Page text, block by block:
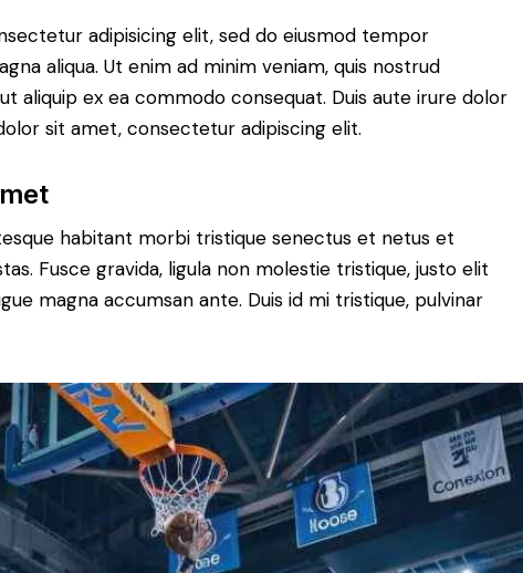
adipisicing elit, sed do eiusmod tempor
aliqua. Ut enim ad minim veniam, quis nostrud
aliquip ex ea commodo consequat. Duis aute irure dolor
sit amet, consectetur adipiscing elit.
habitant morbi tristique senectus et netus et
Fusce gravida, ligula non molestie tristique, justo elit
magna accumsan ante. Duis id mi tristique, pulvinar